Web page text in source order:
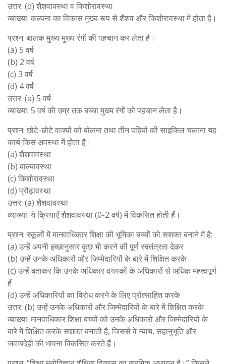
उत्तर: (d) शैशवावस्था व किशोरावस्था
व्याख्या: कल्पना का विकास मुख्य रूप से शैशव और किशोरावस्था में होता है।
प्रश्न: बालक मुख्य मुख्य रंगों की पहचान कर लेता है।
(a) 5 वर्ष
(b) 2 वर्ष
(c) 3 वर्ष
(d) 4 वर्ष
उत्तर: (a) 5 वर्ष
व्याख्या: 5 वर्ष की उम्र तक बच्चा मुख्य रंगों को पहचान लेता है।
प्रश्न: छोटे-छोटे वाक्यों को बोलना तथा तीन पहियों की साइकिल चलाना यह
कार्य किस अवस्था में होता है।
(a) शैशवावस्था
(b) बाल्यावस्था
(c) किशोरावस्था
(d) प्रौढ़ावस्था
उत्तर: (a) शैशवावस्था
व्याख्या: ये क्रियाएँ शैशवावस्था (0-2 वर्ष) में विकसित होती हैं।
प्रश्न: स्कूलों में मानवाधिकार शिक्षा की भूमिका बच्चों को सशक्त बनाने में है:
(a) उन्हें अपनी इच्छानुसार कुछ भी करने की पूर्ण स्वतंत्रता देकर
(b) उन्हें उनके अधिकारों और जिम्मेदारियों के बारे में शिक्षित करके
(c) उन्हें बताकर कि उनके अधिकार वयस्कों के अधिकारों से अधिक महत्वपूर्ण
हैं
(d) उन्हें अधिकारियों का विरोध करने के लिए प्रोत्साहित करके
उत्तर: (b) उन्हें उनके अधिकारों और जिम्मेदारियों के बारे में शिक्षित करके
व्याख्या: मानवाधिकार शिक्षा बच्चों को उनके अधिकारों और जिम्मेदारियों के
बारे में शिक्षित करके सशक्त बनाती है, जिससे वे न्याय, सहानुभूति और
जवाबदेही की भावना विकसित करते हैं।